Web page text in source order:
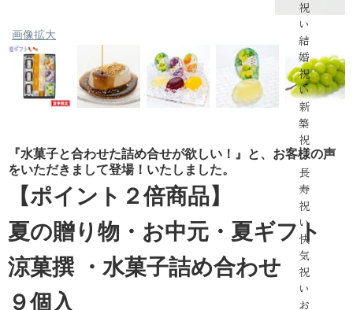
祝
い
結
婚
祝
い
新
築
祝
い
長
寿
祝
い
快
気
祝
い
お
画像拡大
『水菓子と合わせた詰め合せが欲しい！』と、お客様の声
をいただきまして登場！いたしました。
【ポイント２倍商品】
夏の贈り物・お中元・夏ギフト
涼菓撰 ・水菓子詰め合わせ
９個入